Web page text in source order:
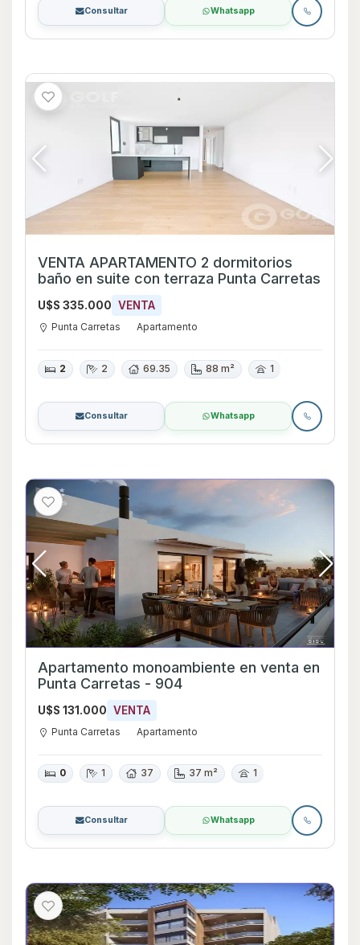
Consultar Whatsapp
VENTA APARTAMENTO 2 dormitorios
baño en suite con terraza Punta Carretas
U$S 335.000 VENTA
Punta Carretas Apartamento
2 2 69.35 88 m² 1
Consultar Whatsapp
Apartamento monoambiente en venta en
Punta Carretas - 904
U$S 131.000 VENTA
Punta Carretas Apartamento
0 1 37 37 m² 1
Consultar Whatsapp